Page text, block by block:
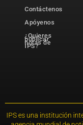
Contáctenos
Apóyenos
¿Quieres
publicar
notas de
IPS?
IPS es una institución